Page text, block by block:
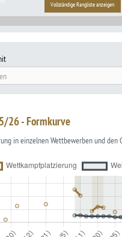
Vollständige Rangliste anzeigen
26 - Formkurve
in einzelnen Wettbewerben und den